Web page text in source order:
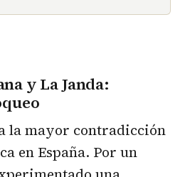
y La Janda:
la mayor contradicción
en España. Por un